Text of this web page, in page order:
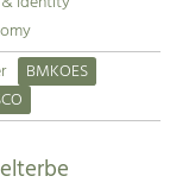
BMKOES